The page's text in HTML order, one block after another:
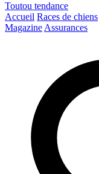
Toutou tendance
Accueil Races de chiens
Magazine Assurances